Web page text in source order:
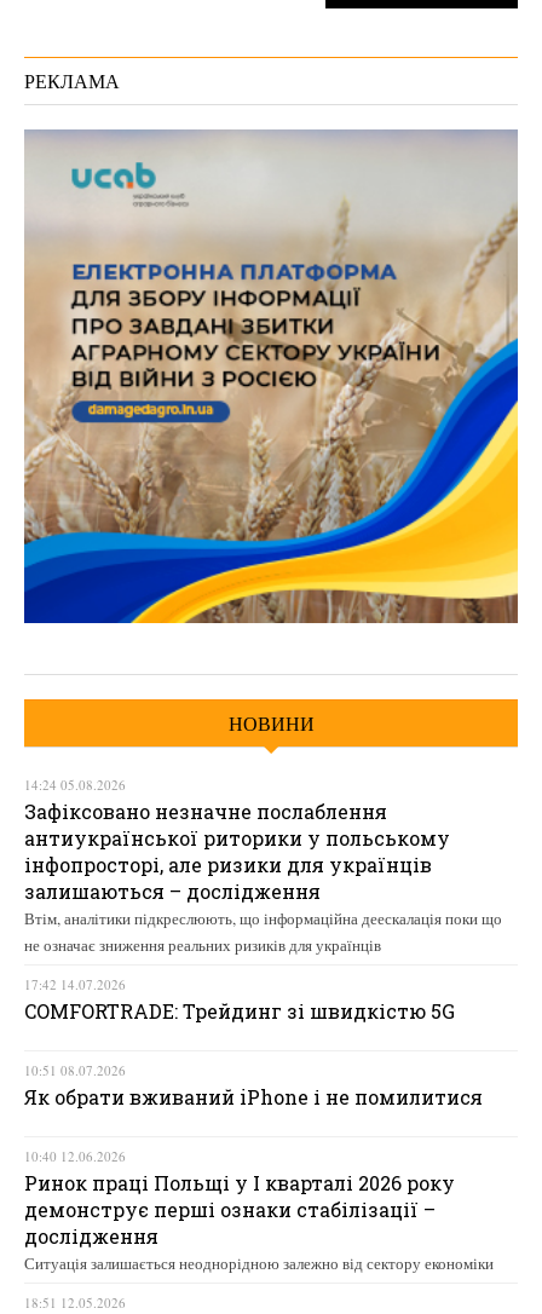
РЕКЛАМА
НОВИНИ
14:24 05.08.2026
Зафіксовано незначне послаблення
антиукраїнської риторики у польському
інфопросторі, але ризики для українців
залишаються – дослідження
Втім, аналітики підкреслюють, що інформаційна деескалація поки що
не означає зниження реальних ризиків для українців
17:42 14.07.2026
COMFORTRADE: Трейдинг зі швидкістю 5G
10:51 08.07.2026
Як обрати вживаний iPhone і не помилитися
10:40 12.06.2026
Ринок праці Польщі у І кварталі 2026 року
демонструє перші ознаки стабілізації –
дослідження
Ситуація залишається неоднорідною залежно від сектору економіки
18:51 12.05.2026